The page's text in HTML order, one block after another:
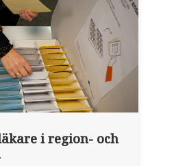
i region- och